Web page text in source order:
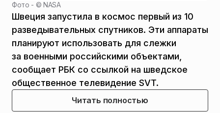
Фото - © NASA
Швеция запустила в космос первый из 10
разведывательных спутников. Эти аппараты
планируют использовать для слежки
за военными российскими объектами,
сообщает РБК со ссылкой на шведское
общественное телевидение SVT.
Читать полностью